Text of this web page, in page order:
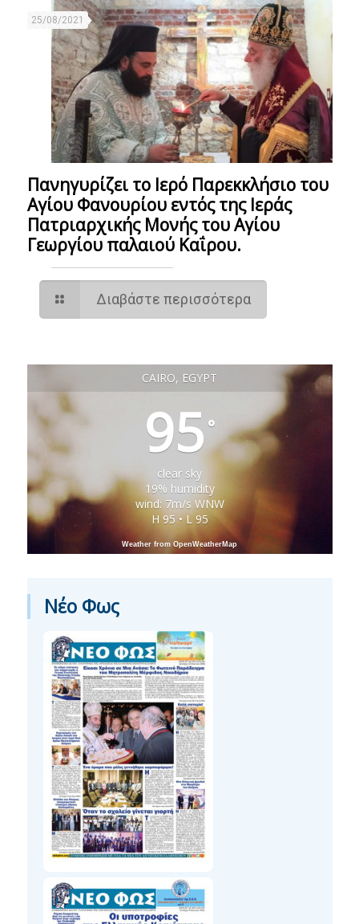
25/08/2021
Πανηγυρίζει το Ιερό Παρεκκλήσιο του
Αγίου Φανουρίου εντός της Ιεράς
Πατριαρχικής Μονής του Αγίου
Γεωργίου παλαιού Καΐρου.
Διαβάστε περισσότερα
CAIRO, EGYPT
95 °
clear sky
19% humidity
wind: 7m/s WNW
H 95 • L 95
Weather from OpenWeatherMap
Νέο Φως